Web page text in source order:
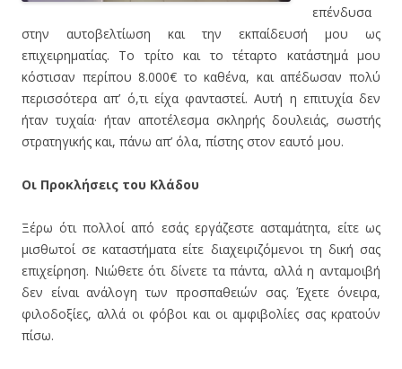
επένδυσα
στην αυτοβελτίωση και την εκπαίδευσή μου ως
επιχειρηματίας. Το τρίτο και το τέταρτο κατάστημά μου
κόστισαν περίπου 8.000€ το καθένα, και απέδωσαν πολύ
περισσότερα απ’ ό,τι είχα φανταστεί. Αυτή η επιτυχία δεν
ήταν τυχαία· ήταν αποτέλεσμα σκληρής δουλειάς, σωστής
στρατηγικής και, πάνω απ’ όλα, πίστης στον εαυτό μου.
Οι Προκλήσεις του Κλάδου
Ξέρω ότι πολλοί από εσάς εργάζεστε ασταμάτητα, είτε ως
μισθωτοί σε καταστήματα είτε διαχειριζόμενοι τη δική σας
επιχείρηση. Νιώθετε ότι δίνετε τα πάντα, αλλά η ανταμοιβή
δεν είναι ανάλογη των προσπαθειών σας. Έχετε όνειρα,
φιλοδοξίες, αλλά οι φόβοι και οι αμφιβολίες σας κρατούν
πίσω.